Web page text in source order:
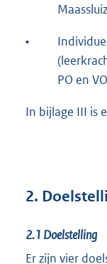
•
PO en VO
In bijlage III is
2.
2.1 Doelstelling
Er zijn vier